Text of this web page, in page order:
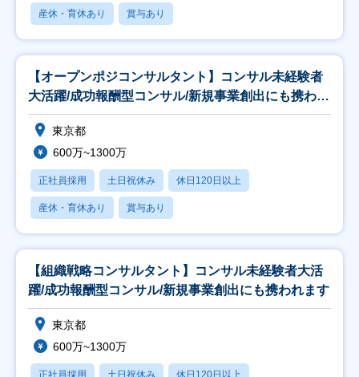
産休・育休あり 賞与あり
【オープンポジコンサルタント】コンサル未経験者
大活躍/成功報酬型コンサル/新規事業創出にも携われ
ます
東京都
600万~1300万
正社員採用 土日祝休み 休日120日以上
産休・育休あり 賞与あり
【組織戦略コンサルタント】コンサル未経験者大活
躍/成功報酬型コンサル/新規事業創出にも携われます
東京都
600万~1300万
正社員採用 土日祝休み 休日120日以上